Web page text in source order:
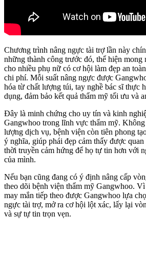
Chương trình nâng ngực tài trợ lần này
những thành công trước đó, thể hiện mong
cho nhiều phụ nữ có cơ hội làm đẹp an
chi phí. Mỗi suất nâng ngực được
hóa từ chất lượng túi, tay nghề bác sĩ thực
dụng, đảm bảo kết quả thẩm mỹ tối ưu và
Đây là minh chứng cho uy tín và kinh
Gangwhoo trong lĩnh vực thẩm mỹ.
lượng dịch vụ, bệnh viện còn tiên phong
ý nghĩa, giúp phái đẹp cảm thấy được
thời truyền cảm hứng để họ tự tin hơn với
của mình.
Nếu bạn cũng đang có ý định nâng cấp
theo dõi bệnh viện thẩm mỹ Gangwhoo.
may mắn tiếp theo được Gangwhoo lựa
ngực tài trợ, mở ra cơ hội lột xác, lấy lại
và sự tự tin trọn vẹn.